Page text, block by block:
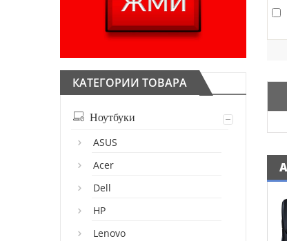
КАТЕГОРИИ ТОВАРА
Ноутбуки
ASUS
Acer
Dell
HP
Lenovo